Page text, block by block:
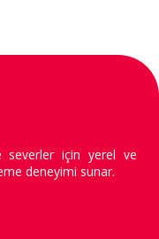
severler için yerel ve
deneyimi sunar.